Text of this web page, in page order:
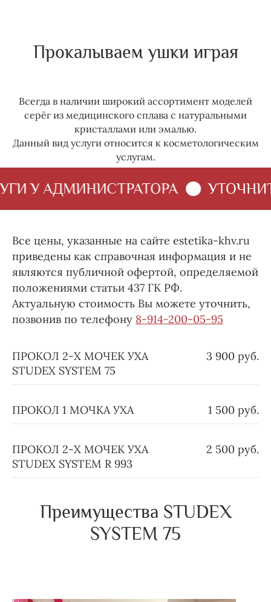
Прокалываем ушки играя
Всегда в наличии широкий ассортимент моделей
серёг из медицинского сплава с натуральными
кристаллами или эмалью.
Данный вид услуги относится к косметологическим
услугам.
У АДМИНИСТРАТОРА УТОЧНИТЕ
Все цены, указанные на сайте estetika-khv.ru
приведены как справочная информация и не
являются публичной офертой, определяемой
положениями статьи 437 ГК РФ.
Актуальную стоимость Вы можете уточнить,
позвонив по телефону 8-914-200-05-95
ПРОКОЛ 2-Х МОЧЕК УХА
STUDEX SYSTEM 75
3 900 руб.
ПРОКОЛ 1 МОЧКА УХА 1 500 руб.
ПРОКОЛ 2-Х МОЧЕК УХА
STUDEX SYSTEM R 993
2 500 руб.
Преимущества STUDEX
SYSTEM 75